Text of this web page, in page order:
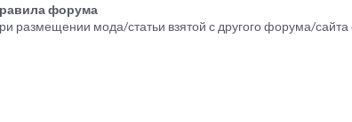
форума
размещении мода/статьи взятой с другого форума/